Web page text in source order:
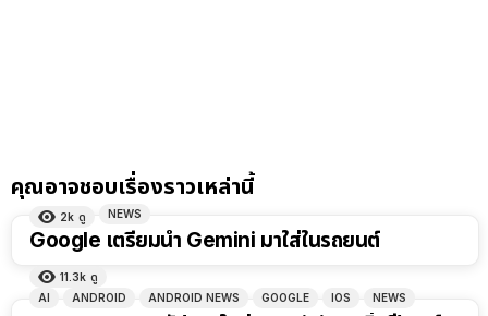
คุณอาจชอบเรื่องราวเหล่านี้
2k ดู NEWS
Google เตรียมนำ Gemini มาใส่ในรถยนต์
11.3k ดู
AI
ANDROID ANDROID NEWS GOOGLE IOS NEWS